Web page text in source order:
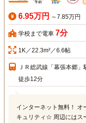
6.95万円 ～7.85万円
学校まで電車 7分
1K／22.3m²／6.6帖
ＪＲ総武線「幕張本郷
徒歩12分
インターネット無料！ オ
キュリティ☆ 周辺にはス